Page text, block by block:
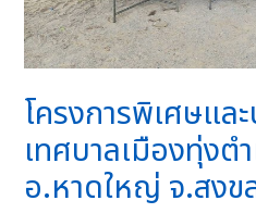
โครงการพิเศษแ
เทศบาลเมืองทุ่งต
อ.หาดใหญ่ จ.สงข